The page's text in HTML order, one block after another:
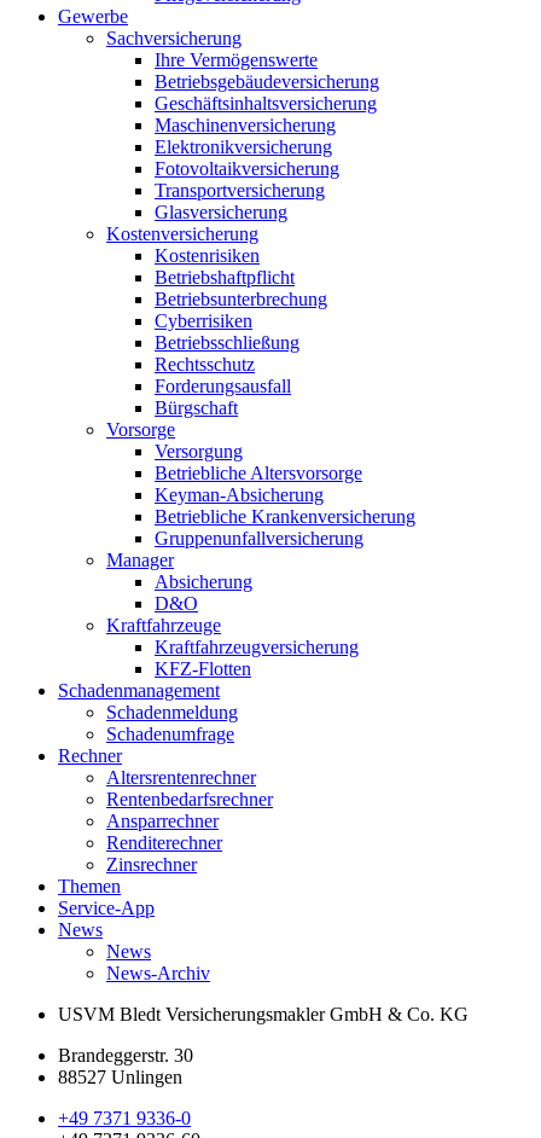
Gewerbe
Sachversicherung
Ihre Vermögenswerte
Betriebsgebäudeversicherung
Geschäftsinhaltsversicherung
Maschinenversicherung
Elektronikversicherung
Fotovoltaikversicherung
Transportversicherung
Glasversicherung
Kostenversicherung
Kostenrisiken
Betriebshaftpflicht
Betriebsunterbrechung
Cyberrisiken
Betriebsschließung
Rechtsschutz
Forderungsausfall
Bürgschaft
Vorsorge
Versorgung
Betriebliche Altersvorsorge
Keyman-Absicherung
Betriebliche Krankenversicherung
Gruppenunfallversicherung
Manager
Absicherung
D&O
Kraftfahrzeuge
Kraftfahrzeugversicherung
KFZ-Flotten
Schadenmanagement
Schadenmeldung
Schadenumfrage
Rechner
Altersrentenrechner
Rentenbedarfsrechner
Ansparrechner
Renditerechner
Zinsrechner
Themen
Service-App
News
News
News-Archiv
USVM Bledt VersicherungsmaklerGmbH & Co. KG
Brandeggerstr. 30
88527 Unlingen
+49 7371 9336-0